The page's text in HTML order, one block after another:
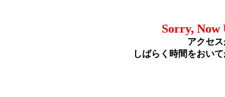
Sorry, Now
アクセ
しばらく時間をおい